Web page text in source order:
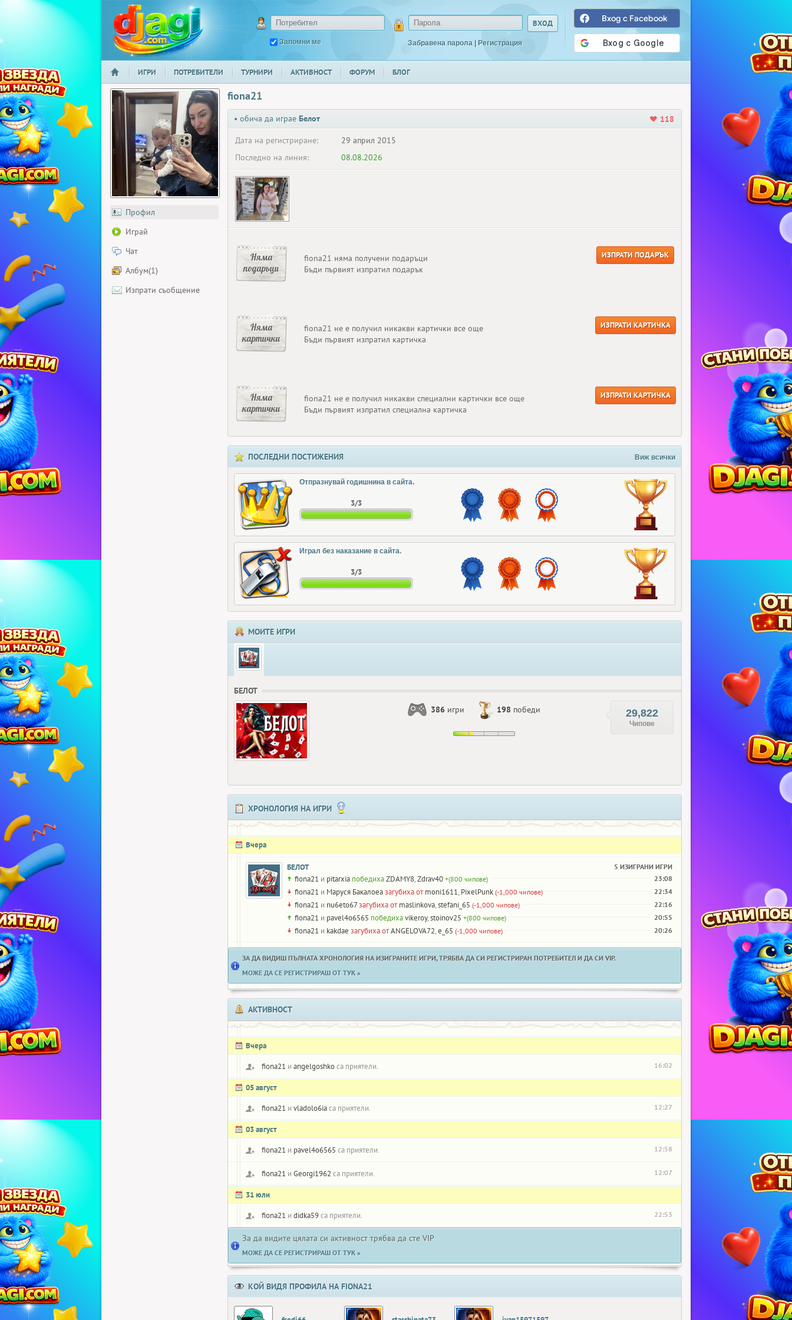
djagi.com
Запомни ме Забравена парола | Регистрация
Вход с Facebook
НАЧАЛО
ИГРИ ПОТРЕБИТЕЛИ ТУРНИРИ АКТИВНОСТ ФОРУМ БЛОГ
Профил
Играй
Чат
Албум(1)
Изпрати съобщение
fiona21
• обича да играе Белот
118
Дата на регистриране:
29 април 2015
Последно на линия:
08.08.2026
Няма
подаръци
fiona21 няма получени подаръци
Бъди първият изпратил подарък
ИЗПРАТИ ПОДАРЪК
Няма
картички
fiona21 не е получил никакви картички все още
Бъди първият изпратил картичка
ИЗПРАТИ КАРТИЧКА
Няма
картички
fiona21 не е получил никакви специални картички все още
Бъди първият изпратил специална картичка
ИЗПРАТИ КАРТИЧКА
ПОСЛЕДНИ ПОСТИЖЕНИЯ Виж всички
Отпразнувай годишнина в сайта.
3/3
Играл без наказание в сайта.
3/3
МОИТЕ ИГРИ
БЕЛОТ
386 игри 198 победи 29,822
Чипове
ХРОНОЛОГИЯ НА ИГРИ
Вчера
БЕЛОТ 5 ИЗИГРАНИ ИГРИ
fiona21 и pitarxia победихаZDAMY8,Zdrav40 +(800 чипове) 23:08
fiona21 и Маруся Бакалоеазагубиха от moni1611, PixelPunk (-1,000 чипове) 22:34
fiona21 и nu6eto67загубиха от maslinkova,stefani_65 (-1,000 чипове) 22:16
fiona21 и pavel4o6565 победихаvikeroy,stoinov25 +(800 чипове) 20:55
fiona21 и kakdae загубиха отANGELOVA72,e_65 (-1,000 чипове) 20:26
ЗА ДА ВИДИШ ПЪЛНАТА ХРОНОЛОГИЯ НА ИЗИГРАНИТЕ ИГРИ, ТРЯБВА ДА СИ РЕГИСТРИРАН ПОТРЕБИТЕЛ И ДА СИ VIP.
МОЖЕ ДА СЕ РЕГИСТРИРАШ ОТ ТУК »
АКТИВНОСТ
Вчера
fiona21 и angelgoshkoса приятели. 16:02
05 август
fiona21 и vladolo6iaса приятели. 12:27
03 август
fiona21 и pavel4o6565 са приятели. 12:58
fiona21 и Georgi1962 са приятели. 12:07
31 юли
fiona21 и didka59са приятели. 22:53
За да видите цялата си активност трябва да сте VIP
МОЖЕ ДА СЕ РЕГИСТРИРАШ ОТ ТУК »
КОЙ ВИДЯ ПРОФИЛА НА FIONA21